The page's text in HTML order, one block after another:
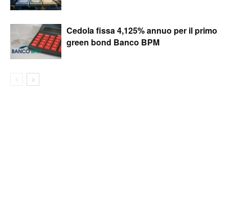
Cedola fissa 4,125% annuo per il primo
green bond Banco BPM